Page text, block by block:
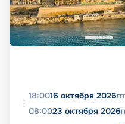
18:0016 октября 2026пт
08:0023 октября 2026